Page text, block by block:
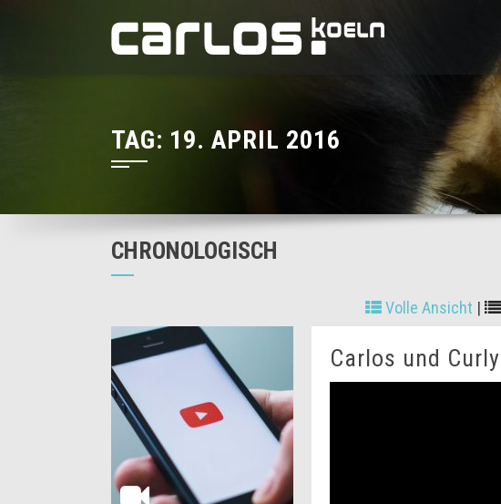
TAG: 19. APRIL 2016
CHRONOLOGISCH
Volle Ansicht |
Carlos und Curly